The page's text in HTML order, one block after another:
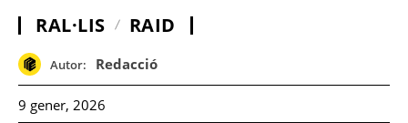
RAL·LIS RAID
Autor: Redacció
9 gener, 2026